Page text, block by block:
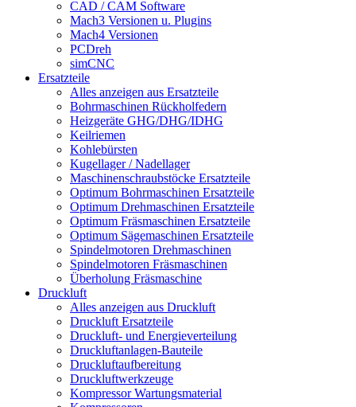
CAD / CAM Software
Mach3 Versionen u. Plugins
Mach4 Versionen
PCDreh
simCNC
Ersatzteile
Alles anzeigen aus Ersatzteile
Bohrmaschinen Rückholfedern
Heizgeräte GHG/DHG/IDHG
Keilriemen
Kohlebürsten
Kugellager / Nadellager
Maschinenschraubstöcke Ersatzteile
Optimum Bohrmaschinen Ersatzteile
Optimum Drehmaschinen Ersatzteile
Optimum Fräsmaschinen Ersatzteile
Optimum Sägemaschinen Ersatzteile
Spindelmotoren Drehmaschinen
Spindelmotoren Fräsmaschinen
Überholung Fräsmaschine
Druckluft
Alles anzeigen aus Druckluft
Druckluft Ersatzteile
Druckluft- und Energieverteilung
Druckluftanlagen-Bauteile
Druckluftaufbereitung
Druckluftwerkzeuge
Kompressor Wartungsmaterial